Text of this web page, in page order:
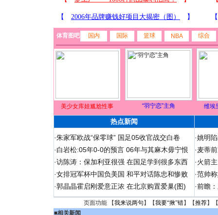
体育图吧 国内 国际 篮球 NBA 综合
美少女库娃尴尬性事 “羽宁恋”主角 维埃
热点新闻
·朱家军欧战“保零球” 国足05收官战交白卷
·白岩松:05年0-0的预言 06年与其麻木毋宁恨
·访陈涛：保加利亚很强 在国足学到很多东西
·女排冠军杯中国负美国 和平对话陈忠和惨败
·郭晶晶霍启刚爱意正浓 在北京购置爱巢(图)
·姚明
·麦蒂
·火箭
·范帅
·前瞻
页面功能 【我来说两句 】【我要“揪”错】【推荐】
■相关新闻